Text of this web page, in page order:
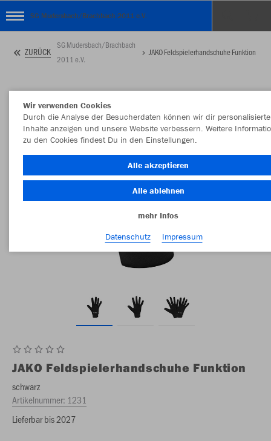
SG Mudersbach/Brachbach 2011 e.V.
ZURÜCK
SG Mudersbach/Brachbach
2011 e.V.
JAKO Feldspielerhandschuhe Funktion
JAKO Feldspielerhandschuhe Funktion
schwarz
Artikelnummer: 1231
Lieferbar bis 2027
Wir verwenden Cookies
Durch die Analyse der Besucherdaten können wir dir personalisierte
Inhalte anzeigen und unsere Website verbessern. Weitere
zu den Cookies findest Du in den Einstellungen.
Alle akzeptieren
Alle ablehnen
mehr Infos
Datenschutz
Impressum